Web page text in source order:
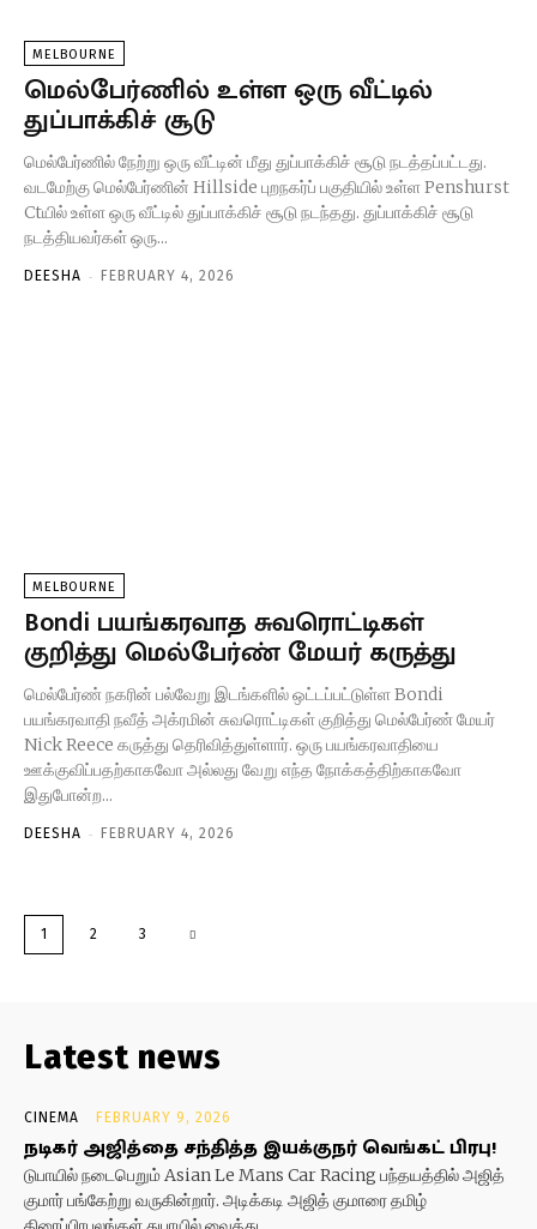
MELBOURNE
மெல்பேர்ணில் உள்ள ஒரு வீட்டில்
துப்பாக்கிச் சூடு
மெல்பேர்ணில் நேற்று ஒரு வீட்டின் மீது துப்பாக்கிச் சூடு நடத்தப்பட்டது.
வடமேற்கு மெல்பேர்ணின் Hillside புறநகர்ப் பகுதியில் உள்ள Penshurst
Ctயில் உள்ள ஒரு வீட்டில் துப்பாக்கிச் சூடு நடந்தது. துப்பாக்கிச் சூடு
நடத்தியவர்கள் ஒரு...
DEESHA - FEBRUARY 4, 2026
MELBOURNE
Bondi பயங்கரவாத சுவரொட்டிகள்
குறித்து மெல்பேர்ண் மேயர் கருத்து
மெல்பேர்ண் நகரின் பல்வேறு இடங்களில் ஒட்டப்பட்டுள்ள Bondi
பயங்கரவாதி நவீத் அக்ரமின் சுவரொட்டிகள் குறித்து மெல்பேர்ண் மேயர்
Nick Reece கருத்து தெரிவித்துள்ளார். ஒரு பயங்கரவாதியை
ஊக்குவிப்பதற்காகவோ அல்லது வேறு எந்த நோக்கத்திற்காகவோ
இதுபோன்ற...
DEESHA - FEBRUARY 4, 2026
1 2 3
Latest news
CINEMA FEBRUARY 9, 2026
நடிகர் அஜித்தை சந்தித்த இயக்குநர் வெங்கட் பிரபு!
டுபாயில் நடைபெறும் Asian Le Mans Car Racing பந்தயத்தில் அஜித்
குமார் பங்கேற்று வருகின்றார். அடிக்கடி அஜித் குமாரை தமிழ்